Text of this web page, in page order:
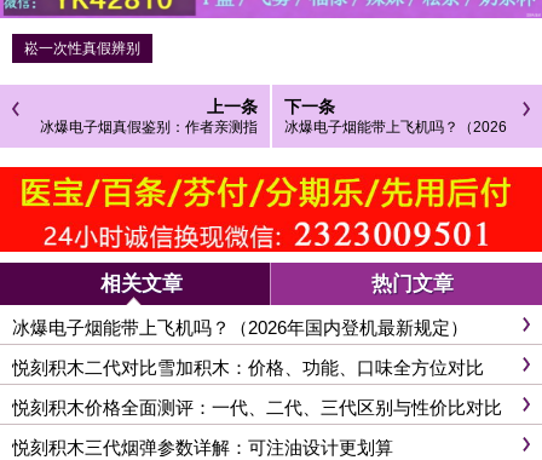
崧一次性真假辨别
上一条
冰爆电子烟真假鉴别：作者亲测指
南！
下一条
冰爆电子烟能带上飞机吗？（2026
年国内登机最新规定）
相关文章 热门文章
冰爆电子烟能带上飞机吗？（2026年国内登机最新规定）
悦刻积木二代对比雪加积木：价格、功能、口味全方位对比
悦刻积木价格全面测评：一代、二代、三代区别与性价比对比
悦刻积木三代烟弹参数详解：可注油设计更划算